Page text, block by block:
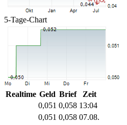
5-Tage-Chart
Realtime Geld Brief
Zeit
0,051 0,058 13:04
0,051 0,058 07.08.